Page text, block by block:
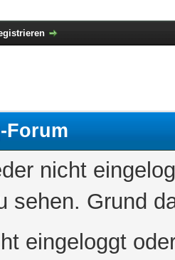
Forum
nicht
sehen. Grund
eingeloggt